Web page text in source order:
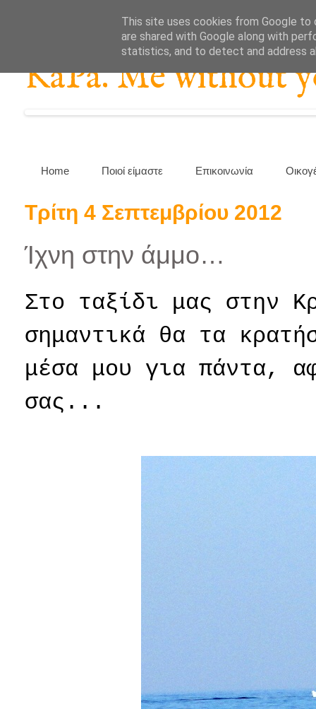
KaPa. Me without
Home Ποιοί είμαστε Επικοινωνία
Τρίτη 4 Σεπτεμβρίου 2012
Ίχνη στην άμμο…
Στο ταξίδι μας στην
σημαντικά θα τα
μέσα μου για πάντα,
σας...
This site uses cookies from Google to
are shared with Google along with
statistics, and to detect and address